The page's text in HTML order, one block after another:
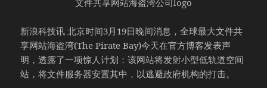
文件共享网站海盗湾公司logo
新浪科技讯 北京时间3月19日晚间消息，全球最大文件共
享网站海盗湾(The Pirate Bay)今天在官方博客发表声
明，透露了一项惊人计划：该网站将发射小型低轨道空间
站，将文件服务器安置其中，以逃避政府机构的打击。